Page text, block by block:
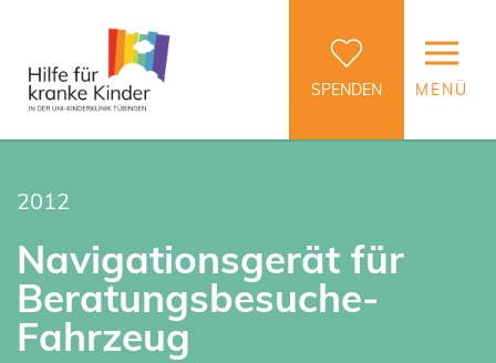
SPENDEN MENÜ
2012
Navigationsgerät für
Beratungsbesuche-
Fahrzeug